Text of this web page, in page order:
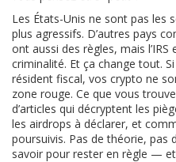
Les États-Unis ne sont pas les
plus agressifs. D’autres pays
ont aussi des règles, mais
criminalité. Et ça change tout.
résident fiscal, vos crypto ne
zone rouge. Ce que vous
d’articles qui décryptent les
les airdrops à déclarer, et
poursuivis. Pas de théorie, pas
savoir pour rester en règle —